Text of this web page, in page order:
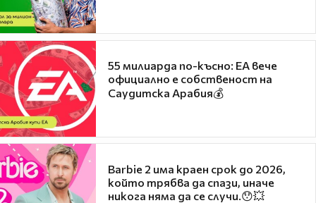
55 милиарда по-късно: EA вече
официално е собственост на
Саудитска Арабия💰
Barbie 2 има краен срок до 2026,
който трябва да спази, иначе
никога няма да се случи.😯💥